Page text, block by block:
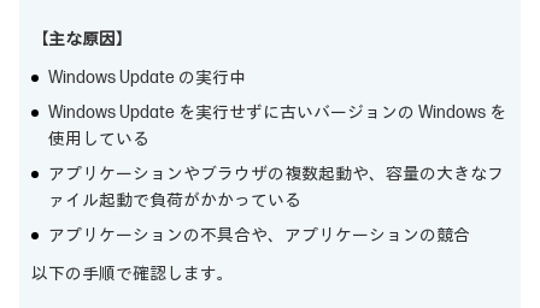
【主な原因】
Windows Update の実行中
Windows Update を実行せずに古いバージョンの Windows を
使用している
アプリケーションやブラウザの複数起動や、容量の大きなフ
ァイル起動で負荷がかかっている
アプリケーションの不具合や、アプリケーションの競合
以下の手順で確認します。